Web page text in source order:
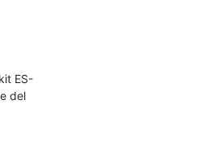
ES-
del